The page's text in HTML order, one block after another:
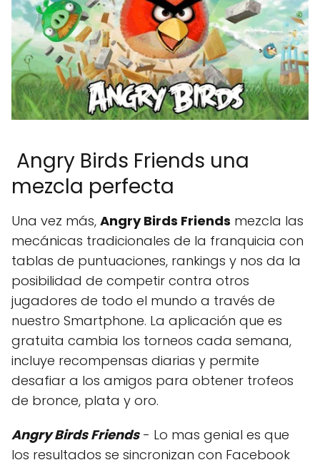
Angry Birds Friends una
mezcla perfecta
Una vez más, Angry Birds Friends mezcla las
mecánicas tradicionales de la franquicia con
tablas de puntuaciones, rankings y nos da la
posibilidad de competir contra otros
jugadores de todo el mundo a través de
nuestro Smartphone. La aplicación que es
gratuita cambia los torneos cada semana,
incluye recompensas diarias y permite
desafiar a los amigos para obtener trofeos
de bronce, plata y oro.
Angry Birds Friends- Lo mas genial es que
los resultados se sincronizan con Facebook